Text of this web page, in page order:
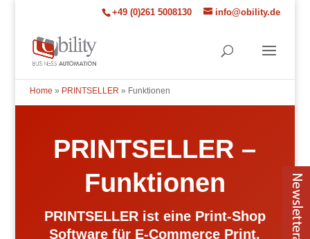
+49 (0)261 5008130 info@obility.de
Home » PRINTSELLER » Funktionen
PRINTSELLER –
Funktionen
PRINTSELLER ist eine Print-Shop
Software für E-Commerce Print.